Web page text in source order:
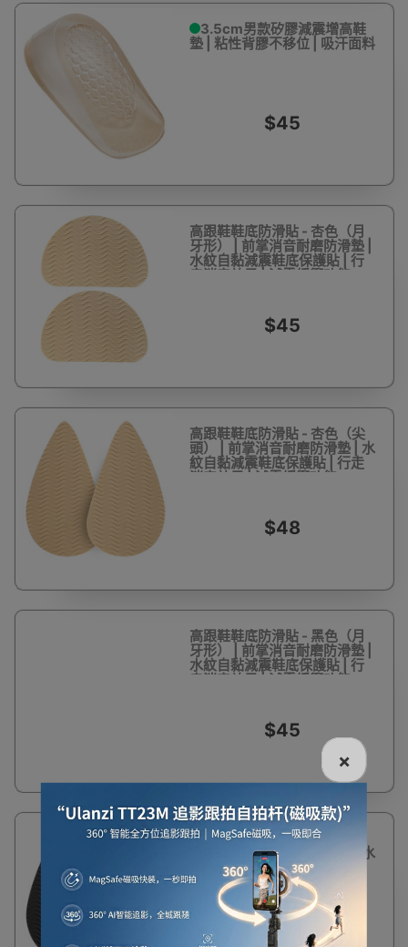
3.5cm男款矽膠減震增高鞋
墊 | 粘性背膠不移位 | 吸汗面料
$45
高跟鞋鞋底防滑貼 - 杏色（月
牙形） | 前掌消音耐磨防滑墊 |
水紋自黏減震鞋底保護貼 | 行
走消音效果 | 減震緩衝功能
$45
高跟鞋鞋底防滑貼 - 杏色（尖
頭） | 前掌消音耐磨防滑墊 | 水
紋自黏減震鞋底保護貼 | 行走
消音效果 | 減震緩衝功能
$48
高跟鞋鞋底防滑貼 - 黑色（月
牙形） | 前掌消音耐磨防滑墊 |
水紋自黏減震鞋底保護貼 | 行
走消音效果 | 減震緩衝功能
$45
高跟鞋鞋底防滑貼 - 黑色（尖
頭） | 前掌消音耐磨防滑墊 | 水
紋自黏減震鞋底保護貼 | 行走
消音效果 | 減震緩衝功能
$48
×